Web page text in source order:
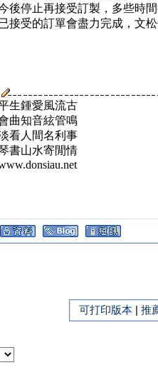
後停止再接受訂製，多些時
接受的訂單會盡力完成，文
生鍾愛風流古
曲知音絃管鳴
看人間名利事
書山水寄閒情
可打印版本| 推